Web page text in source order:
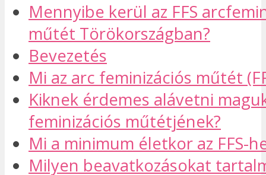
Mennyibe kerül az FFS
műtét Törökországban?
Bevezetés
Mi az arc feminizációs műtét
Kiknek érdemes alávetni
feminizációs műtétjének?
Mi a minimum életkor az FFS-
Milyen beavatkozásokat